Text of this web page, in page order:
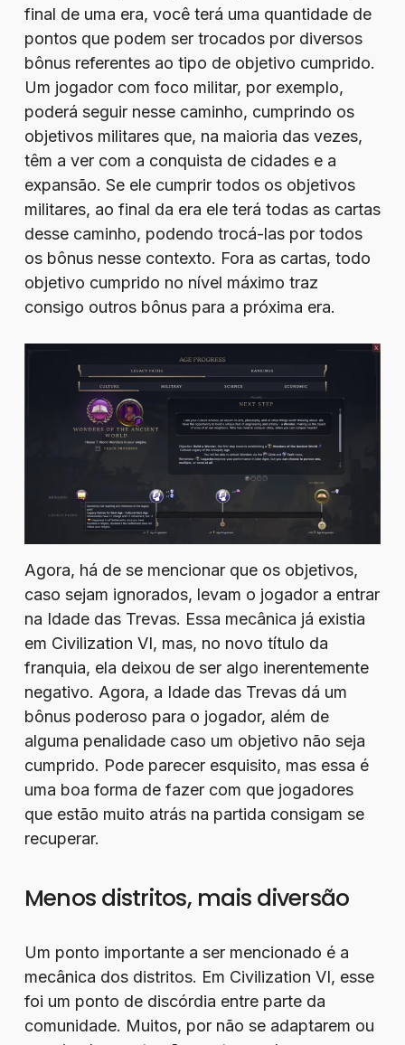
final de uma era, você terá uma quantidade de
pontos que podem ser trocados por diversos
bônus referentes ao tipo de objetivo cumprido.
Um jogador com foco militar, por exemplo,
poderá seguir nesse caminho, cumprindo os
objetivos militares que, na maioria das vezes,
têm a ver com a conquista de cidades e a
expansão. Se ele cumprir todos os objetivos
militares, ao final da era ele terá todas as cartas
desse caminho, podendo trocá-las por todos
os bônus nesse contexto. Fora as cartas, todo
objetivo cumprido no nível máximo traz
consigo outros bônus para a próxima era.
Agora, há de se mencionar que os objetivos,
caso sejam ignorados, levam o jogador a entrar
na Idade das Trevas. Essa mecânica já existia
em Civilization VI, mas, no novo título da
franquia, ela deixou de ser algo inerentemente
negativo. Agora, a Idade das Trevas dá um
bônus poderoso para o jogador, além de
alguma penalidade caso um objetivo não seja
cumprido. Pode parecer esquisito, mas essa é
uma boa forma de fazer com que jogadores
que estão muito atrás na partida consigam se
recuperar.
Menos distritos, mais diversão
Um ponto importante a ser mencionado é a
mecânica dos distritos. Em Civilization VI, esse
foi um ponto de discórdia entre parte da
comunidade. Muitos, por não se adaptarem ou